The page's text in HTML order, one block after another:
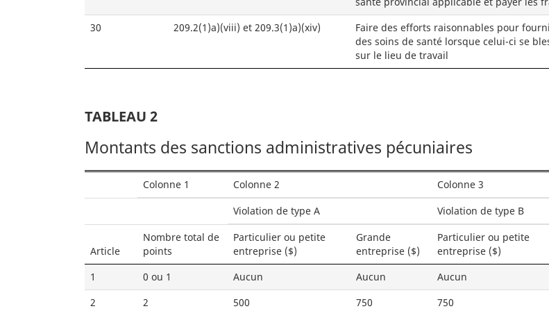
30
209.2(1)a)(viii) et 209.3(1)a)(xiv)
Faire des efforts raisonnables pour
des soins de santé lorsque celui-ci se
sur le lieu de travail
TABLEAU 2
Montants des sanctions administratives pécuniaires
Colonne 1 Colonne 2 Colonne 3
Violation de type A
Violation de type B
Article
Nombre total de
points
Particulier ou petite
entreprise ($)
Grande
entreprise ($)
Particulier ou petite
entreprise ($)
1
0 ou 1 Aucun Aucun Aucun
2
2 500 750 750